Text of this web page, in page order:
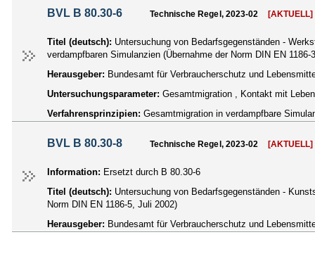
BVL B 80.30-6 Technische Regel, 2023-02 [AKTUELL]
Titel (deutsch): Untersuchung von Bedarfsgegenständen -
verdampfbaren Simulanzien (Übernahme der Norm DIN EN 1186-
Herausgeber: Bundesamt für Verbraucherschutz und
Untersuchungsparameter: Gesamtmigration , Kontakt mit
Verfahrensprinzipien: Gesamtmigration in verdampfbare
BVL B 80.30-8 Technische Regel, 2023-02 [AKTUELL]
Information: Ersetzt durch B 80.30-6
Titel (deutsch): Untersuchung von Bedarfsgegenständen -
Norm DIN EN 1186-5, Juli 2002)
Herausgeber: Bundesamt für Verbraucherschutz und